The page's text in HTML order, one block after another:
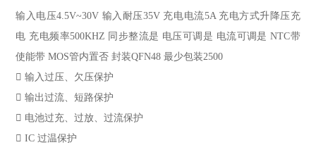
输入电压4.5V~30V 输入耐压35V 充电电流5A 充电方式升降压充
电 充电频率500KHZ 同步整流是 电压可调是 电流可调是 NTC带
使能带 MOS管内置否 封装QFN48 最少包装2500
 输入过压、欠压保护
 输出过流、短路保护
 电池过充、过放、过流保护
 IC 过温保护